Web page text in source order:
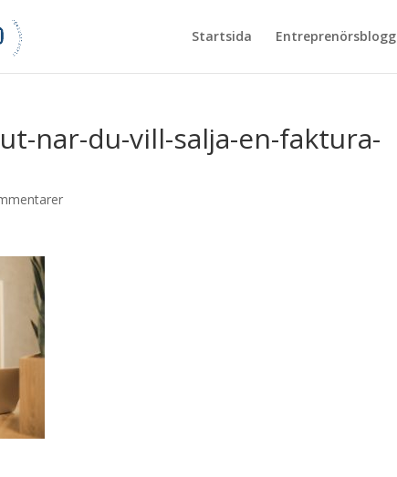
Startsida Entreprenörsblogg
nar-du-vill-salja-en-faktura-